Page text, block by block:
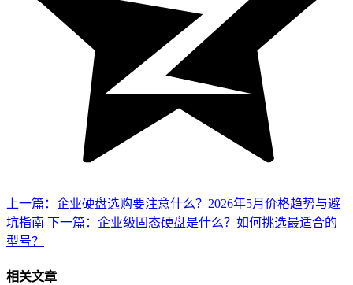
上一篇：企业硬盘选购要注意什么？2026年5月价格趋势与避
坑指南 下一篇：企业级固态硬盘是什么？如何挑选最适合的
型号？
相关文章